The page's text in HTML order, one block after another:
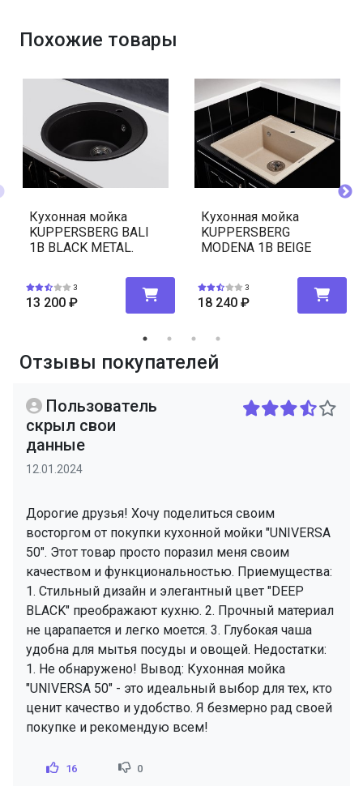
Похожие товары
Кухонная мойка
KUPPERSBERG BALI
1B BLACK METAL.
3
13 200 ₽
Кухонная мойка
KUPPERSBERG
MODENA 1B BEIGE
3
18 240 ₽
Отзывы покупателей
Пользователь
скрыл свои
данные
12.01.2024
Дорогие друзья! Хочу поделиться своим
восторгом от покупки кухонной мойки "UNIVERSA
50". Этот товар просто поразил меня своим
качеством и функциональностью. Приемущества:
1. Стильный дизайн и элегантный цвет "DEEP
BLACK" преображают кухню. 2. Прочный материал
не царапается и легко моется. 3. Глубокая чаша
удобна для мытья посуды и овощей. Недостатки:
1. Не обнаружено! Вывод: Кухонная мойка
"UNIVERSA 50" - это идеальный выбор для тех, кто
ценит качество и удобство. Я безмерно рад своей
покупке и рекомендую всем!
16 0